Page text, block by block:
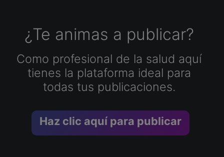
¿Te animas a publicar?
Como profesional de la salud aquí
tienes la plataforma ideal para
todas tus publicaciones.
Haz clic aquí para publicar